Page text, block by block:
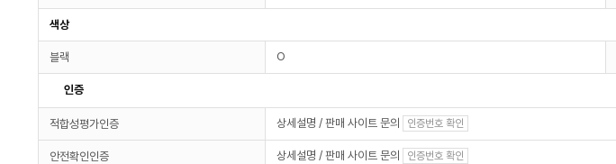
색상
블랙 O
인증
적합성평가인증 상세설명 / 판매 사이트 문의 인증번호 확인
안전확인인증 상세설명 / 판매 사이트 문의 인증번호 확인